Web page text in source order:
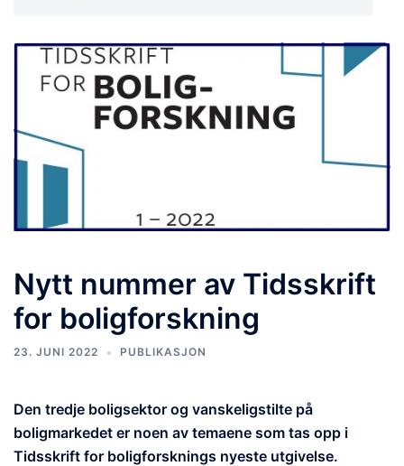
Nytt nummer av Tidsskrift
for boligforskning
23. JUNI 2022 PUBLIKASJON
Den tredje boligsektor og vanskeligstilte på
boligmarkedet er noen av temaene som tas opp i
Tidsskrift for boligforsknings nyeste utgivelse.